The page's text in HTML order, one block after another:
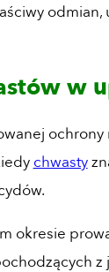
w
chwasty
okresie